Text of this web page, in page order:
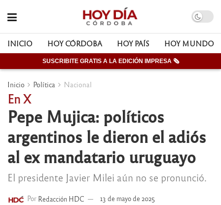
INICIO HOY CÓRDOBA HOY PAÍS HOY MUNDO
SUSCRIBITE GRATIS A LA EDICIÓN IMPRESA 🗞
Inicio Política Nacional
En X
Pepe Mujica: políticos
argentinos le dieron el adiós
al ex mandatario uruguayo
El presidente Javier Milei aún no se pronunció.
Por Redacción HDC 13 de mayo de 2025